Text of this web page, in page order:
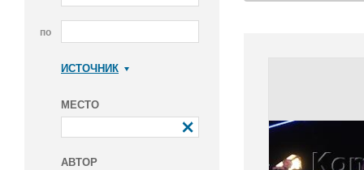
по
ИСТОЧНИК
МЕСТО
АВТОР